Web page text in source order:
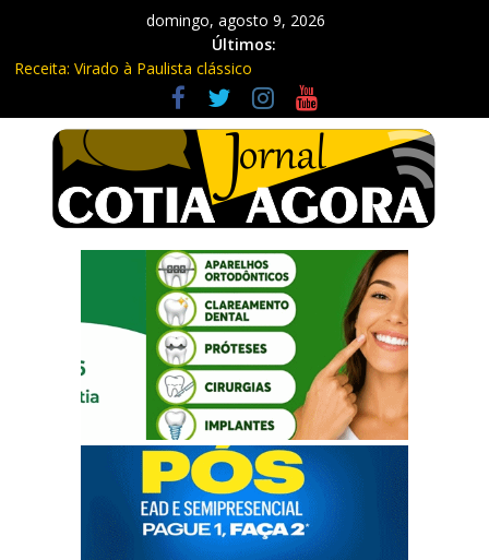
domingo, agosto 9, 2026
Últimos:
Receita: Virado à Paulista clássico
Ladrão de farmácia e procurado por maus-tratos são presos em
Vargem Grande Paulista
Cine Sustentável traz cinema ao ar livre e educação ambiental
para Vargem Grande
WhatsApp vai parar de funcionar em vários celulares antigos em
setembro